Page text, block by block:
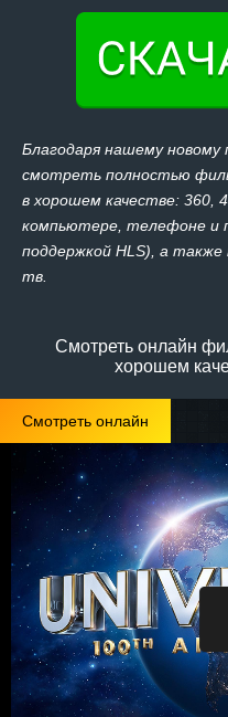
Благодаря нашему новому
смотреть полностью
в хорошем качестве: 360,
компьютере, телефоне и
поддержкой HLS), а также
тв.
Смотреть онлайн
хорошем
Смотреть онлайн